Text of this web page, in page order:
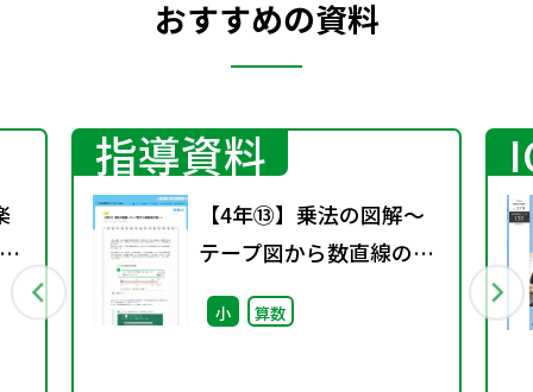
おすすめの資料
指導資料
【4年⑬】乗法の図解～
テープ図から数直線の図
へ～
小 算数